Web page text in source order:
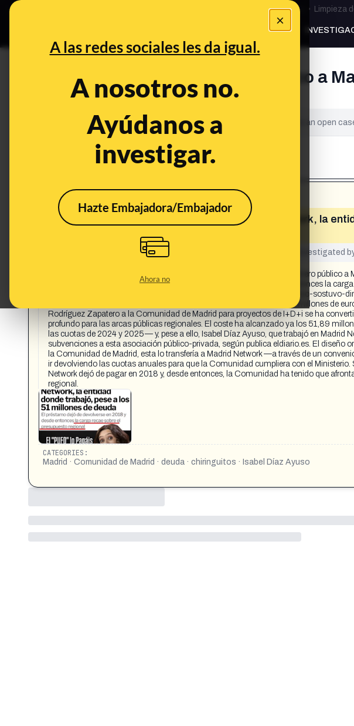
×
A las redes sociales les da igual.
A nosotros no.
Ayúdanos a
investigar.
Hazte Embajadora/Embajador
Ahora no
Bulos Ceuta • Limpieza
PREBUNKING
¿Ayuso sostuvo con dinero público a
51 millones de deuda?
This content has NOT yet been verified. It is an open
What's being said:
«Ayuso sostuvo con dinero público a Madrid Network, la
This content has not yet been investigated
https://www.facebook.com/share/v/1ZnP6E6sAf/ Ayuso sostuvo con dinero público a
millones de deuda. El préstamo dejó de devolverse en 2018 y desde entonces la
vosotros madrileños. https://www.elplural.com/autonomias/madrid/ayuso-
pese-millones-deuda_361585102 La devolución del préstamo de 80 millones de
Rodríguez Zapatero a la Comunidad de Madrid para proyectos de I+D+i se ha
profundo para las arcas públicas regionales. El coste ha alcanzado ya los 51,89
las cuotas de 2024 y 2025— y, pese a ello, Isabel Díaz Ayuso, que trabajó en Madrid
subvenciones a esta asociación público-privada, según publica eldiario.es. El diseño
la Comunidad de Madrid, esta lo transfería a Madrid Network —a través de un
ir devolviendo las cuotas anuales para que la Comunidad cumpliera con el
Network dejó de pagar en 2018 y, desde entonces, la Comunidad ha tenido que
regional.
CATEGORIES:
Madrid · Comunidad de Madrid · deuda · chiringuitos · Isabel Díaz Ayuso